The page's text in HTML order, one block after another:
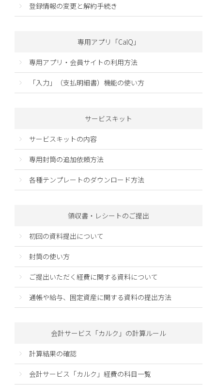
登録情報の変更と解約手続き
専用アプリ「CalQ」
専用アプリ・会員サイトの利用方法
「入力」（支払明細書）機能の使い方
サービスキット
サービスキットの内容
専用封筒の追加依頼方法
各種テンプレートのダウンロード方法
領収書・レシートのご提出
初回の資料提出について
封筒の使い方
ご提出いただく経費に関する資料について
通帳や給与、固定資産に関する資料の提出方法
会計サービス「カルク」の計算ルール
計算結果の確認
会計サービス「カルク」経費の科目一覧